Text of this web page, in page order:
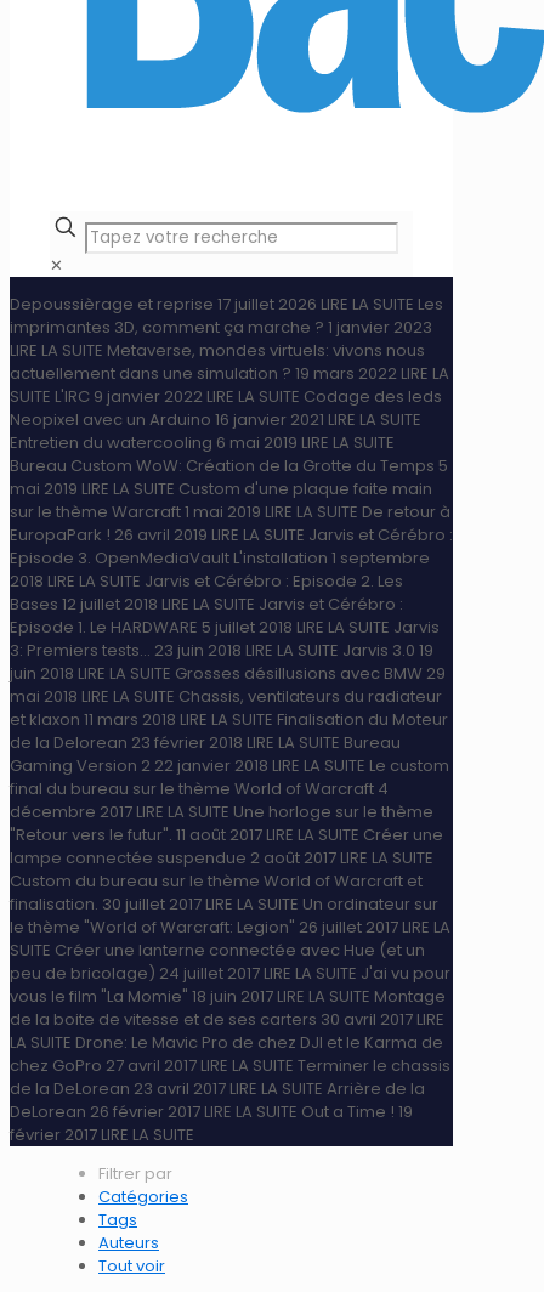
✕
Depoussièrage et reprise 17 juillet 2026 LIRE LA SUITE Les
imprimantes 3D, comment ça marche ? 1 janvier 2023
LIRE LA SUITE Metaverse, mondes virtuels: vivons nous
actuellement dans une simulation ? 19 mars 2022 LIRE LA
SUITE L'IRC 9 janvier 2022 LIRE LA SUITE Codage des leds
Neopixel avec un Arduino 16 janvier 2021 LIRE LA SUITE
Entretien du watercooling 6 mai 2019 LIRE LA SUITE
Bureau Custom WoW: Création de la Grotte du Temps 5
mai 2019 LIRE LA SUITE Custom d'une plaque faite main
sur le thème Warcraft1 mai 2019 LIRE LA SUITE De retour à
EuropaPark ! 26 avril 2019 LIRE LA SUITE Jarvis et Cérébro :
Episode 3. OpenMediaVault L'installation 1 septembre
2018 LIRE LA SUITE Jarvis et Cérébro : Episode 2. Les
Bases 12 juillet 2018 LIRE LA SUITE Jarvis et Cérébro :
Episode 1. Le HARDWARE 5 juillet 2018 LIRE LA SUITE Jarvis
3: Premiers tests... 23 juin 2018 LIRE LA SUITE Jarvis 3.0 19
juin 2018 LIRE LA SUITE Grosses désillusions avec BMW 29
mai 2018 LIRE LA SUITE Chassis, ventilateurs du radiateur
et klaxon 11 mars 2018 LIRE LA SUITE Finalisation du Moteur
de la Delorean 23 février 2018 LIRE LA SUITE Bureau
Gaming Version 2 22 janvier 2018 LIRE LA SUITE Le custom
final du bureau sur le thème World of Warcraft 4
décembre 2017 LIRE LA SUITE Une horloge sur le thème
"Retour vers le futur". 11 août 2017 LIRE LA SUITE Créer une
lampe connectée suspendue 2 août 2017 LIRE LA SUITE
Custom du bureau sur le thème World of Warcraft et
finalisation. 30 juillet 2017 LIRE LA SUITE Un ordinateur sur
le thème "World of Warcraft: Legion" 26 juillet 2017 LIRE LA
SUITE Créer une lanterne connectée avec Hue (et un
peu de bricolage) 24 juillet 2017 LIRE LA SUITE J'ai vu pour
vous le film "La Momie" 18 juin 2017 LIRE LA SUITE Montage
de la boite de vitesse et de ses carters 30 avril 2017 LIRE
LA SUITE Drone: Le Mavic Pro de chez DJI et le Karma de
chez GoPro 27 avril 2017 LIRE LA SUITE Terminer le chassis
de la DeLorean 23 avril 2017 LIRE LA SUITE Arrière de la
DeLorean 26 février 2017 LIRE LA SUITE Out a Time ! 19
février 2017 LIRE LA SUITE
Filtrer par
Catégories
Tags
Auteurs
Tout voir